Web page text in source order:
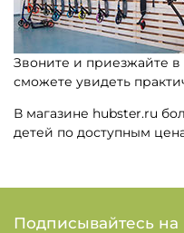
Звоните и приезжайте
сможете увидеть
В магазине hubster.ru
детей по доступным
Подписывайтесь на